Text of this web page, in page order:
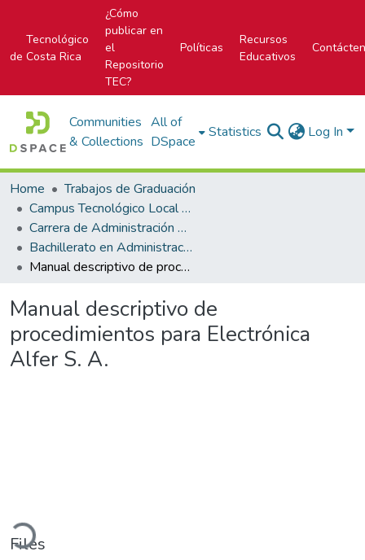
Tecnológico
de Costa Rica
¿Cómo
publicar en
el
Repositorio
TEC?
Políticas
Recursos
Educativos
Communities
& Collections
All of
DSpace
Statistics Log In
Home
Trabajos de Graduación
Campus Tecnológico Local San Carlos
Carrera de Administración de Empresas
Bachillerato en Administración de Empresas
Manual descriptivo de procedimientos para Electrónica Alfer S. A.
Manual descriptivo de
procedimientos para Electrónica
Alfer S. A.
Files